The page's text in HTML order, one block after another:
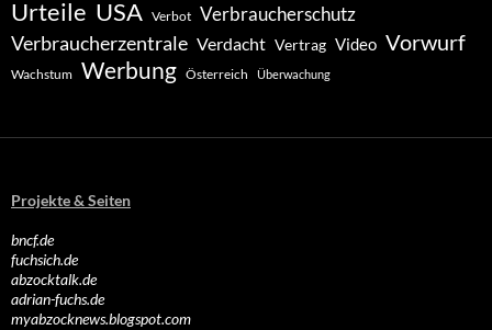
Urteile USA Verbot Verbraucherschutz
Verbraucherzentrale Verdacht Vertrag Video Vorwurf
Wachstum Werbung Österreich Überwachung
Projekte & Seiten
bncf.de
fuchsich.de
abzocktalk.de
adrian-fuchs.de
myabzocknews.blogspot.com